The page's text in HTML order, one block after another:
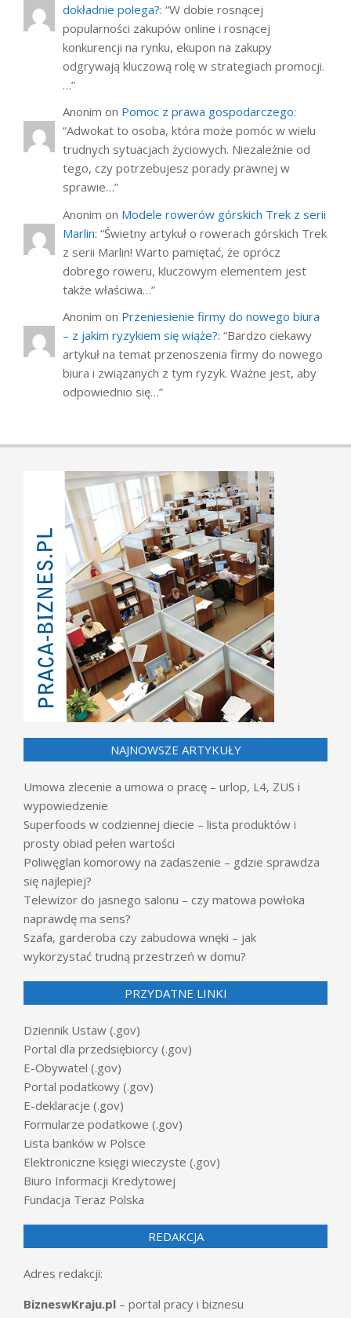
dokładnie polega?: “W dobie rosnącej
popularności zakupów online i rosnącej
konkurencji na rynku, ekupon na zakupy
odgrywają kluczową rolę w strategiach promocji.
…”
Anonim on Pomoc z prawa gospodarczego:
“Adwokat to osoba, która może pomóc w wielu
trudnych sytuacjach życiowych. Niezależnie od
tego, czy potrzebujesz porady prawnej w
sprawie…”
Anonim on Modele rowerów górskich Trek z serii
Marlin: “Świetny artykuł o rowerach górskich Trek
z serii Marlin! Warto pamiętać, że oprócz
dobrego roweru, kluczowym elementem jest
także właściwa…”
Anonim on Przeniesienie firmy do nowego biura
– z jakim ryzykiem się wiąże?: “Bardzo ciekawy
artykuł na temat przenoszenia firmy do nowego
biura i związanych z tym ryzyk. Ważne jest, aby
odpowiednio się…”
NAJNOWSZE ARTYKUŁY
Umowa zlecenie a umowa o pracę – urlop, L4, ZUS i
wypowiedzenie
Superfoods w codziennej diecie – lista produktów i
prosty obiad pełen wartości
Poliwęglan komorowy na zadaszenie – gdzie sprawdza
się najlepiej?
Telewizor do jasnego salonu – czy matowa powłoka
naprawdę ma sens?
Szafa, garderoba czy zabudowa wnęki – jak
wykorzystać trudną przestrzeń w domu?
PRZYDATNE LINKI
Dziennik Ustaw (.gov)
Portal dla przedsiębiorcy (.gov)
E-Obywatel (.gov)
Portal podatkowy (.gov)
E-deklaracje (.gov)
Formularze podatkowe (.gov)
Lista banków w Polsce
Elektroniczne księgi wieczyste (.gov)
Biuro Informacji Kredytowej
Fundacja Teraz Polska
REDAKCJA
Adres redakcji:
BizneswKraju.pl – portal pracy i biznesu